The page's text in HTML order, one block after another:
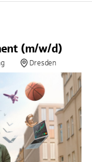
(m/w/d)
Dresden